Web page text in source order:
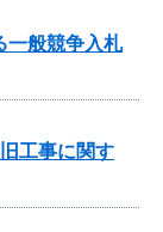
一般競争入札
工事に関す